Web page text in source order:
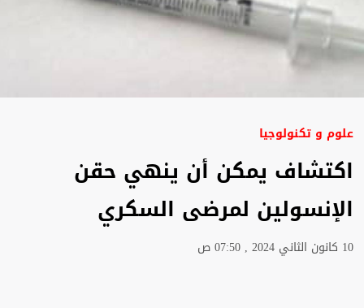
علوم و تكنولوجيا
اكتشاف يمكن أن ينهي حقن
الإنسولين لمرضى السكري
10 كانون الثاني 2024 , 07:50 ص